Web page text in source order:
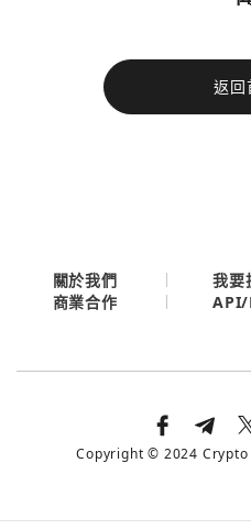
返回
今日熱門
今日熱門
關於我們 我要
商業合作
API/
Copyright © 2024